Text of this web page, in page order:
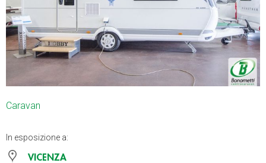
Caravan
In esposizione a:
VICENZA